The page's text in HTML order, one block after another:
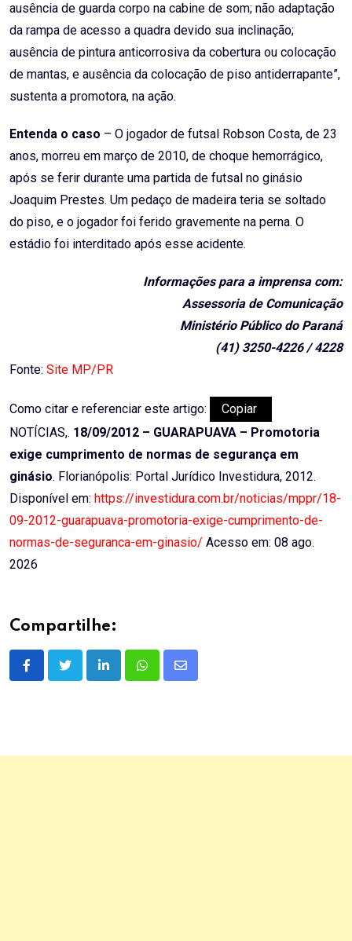
ausência de guarda corpo na cabine de som; não adaptação
da rampa de acesso a quadra devido sua inclinação;
ausência de pintura anticorrosiva da cobertura ou colocação
de mantas, e ausência da colocação de piso antiderrapante”,
sustenta a promotora, na ação.
Entenda o caso – O jogador de futsal Robson Costa, de 23
anos, morreu em março de 2010, de choque hemorrágico,
após se ferir durante uma partida de futsal no ginásio
Joaquim Prestes. Um pedaço de madeira teria se soltado
do piso, e o jogador foi ferido gravemente na perna. O
estádio foi interditado após esse acidente.
Informações para a imprensa com:
Assessoria de Comunicação
Ministério Público do Paraná
(41) 3250-4226 / 4228
Fonte: Site MP/PR
Como citar e referenciar este artigo:
Copiar
NOTÍCIAS,. 18/09/2012 – GUARAPUAVA – Promotoria
exige cumprimento de normas de segurança em
ginásio. Florianópolis: Portal Jurídico Investidura, 2012.
Disponível em: https://investidura.com.br/noticias/mppr/18-
09-2012-guarapuava-promotoria-exige-cumprimento-de-
normas-de-seguranca-em-ginasio/ Acesso em: 08 ago.
2026
Compartilhe:
LinkedInWhatsappShare